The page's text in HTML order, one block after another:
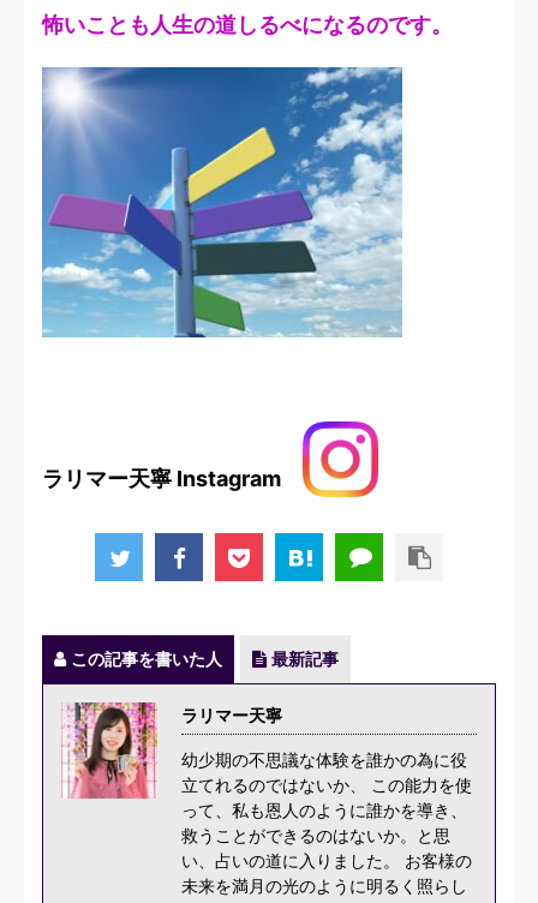
怖いことも人生の道しるべになるのです。
ラリマー天寧 Instagram
この記事を書いた人 最新記事
ラリマー天寧
幼少期の不思議な体験を誰かの為に役
立てれるのではないか、 この能力を使
って、私も恩人のように誰かを導き、
救うことができるのはないか。と思
い、占いの道に入りました。 お客様の
未来を満月の光のように明るく照らし